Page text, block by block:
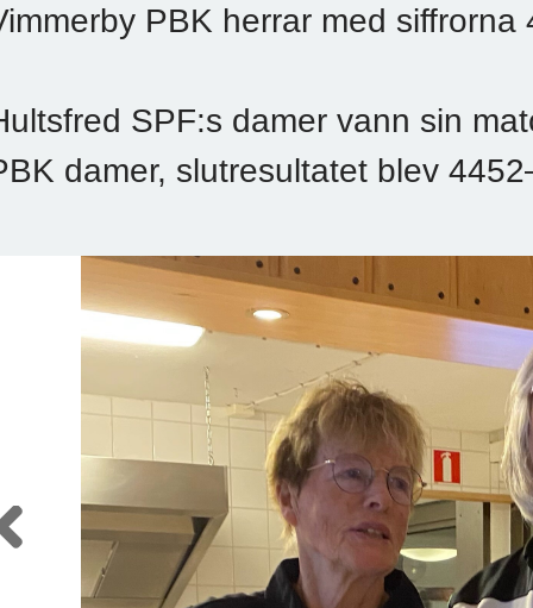
PBK herrar med siffrorna
SPF:s damer vann sin
damer, slutresultatet blev